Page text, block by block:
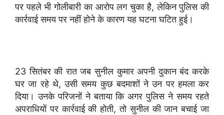
पर पहले भी गोलीबारी का आरोप लग चुका है, लेकिन पुलिस की
कार्रवाई समय पर नहीं होने के कारण यह घटना घटित हुई।
23 सितंबर की रात जब सुनील कुमार अपनी दुकान बंद करके
घर जा रहे थे, उसी समय कुछ बदमाशों ने उन पर हमला कर
दिया। उनके परिजनों ने बताया कि अगर पुलिस ने समय रहते
अपराधियों पर कार्रवाई की होती, तो सुनील की जान बचाई जा